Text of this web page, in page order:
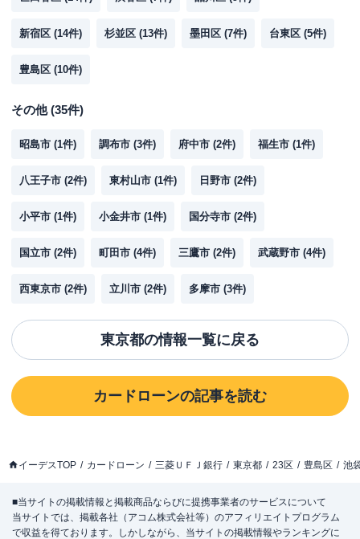
新宿区 (14件) 杉並区 (13件) 墨田区 (7件) 台東区 (5件)
豊島区 (10件)
その他(35件)
昭島市 (1件) 調布市 (3件) 府中市 (2件) 福生市 (1件)
八王子市 (2件) 東村山市 (1件) 日野市 (2件)
小平市 (1件) 小金井市 (1件) 国分寺市 (2件)
国立市 (2件) 町田市 (4件) 三鷹市 (2件) 武蔵野市 (4件)
西東京市 (2件) 立川市 (2件) 多摩市 (3件)
東京都の情報一覧に戻る
カードローンの記事を読む
イーデスTOP カードローン 三菱ＵＦＪ銀行 東京都 23区 豊島区 池
■当サイトの掲載情報と掲載商品ならびに提携事業者のサービスについて
当サイトでは、掲載各社（アコム株式会社等）のアフィリエイトプログラム
で収益を得ております。しかしながら、当サイトの掲載情報やランキングに